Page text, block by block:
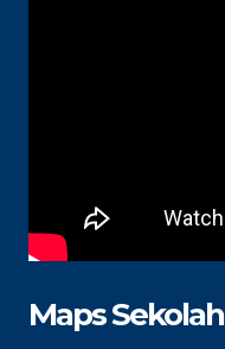
Maps Sekolah